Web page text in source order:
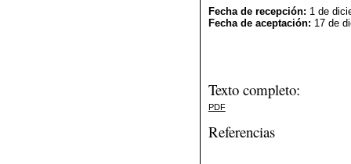
Fecha de recepción: 1 de
Fecha de aceptación: 17 de
Texto completo:
PDF
Referencias